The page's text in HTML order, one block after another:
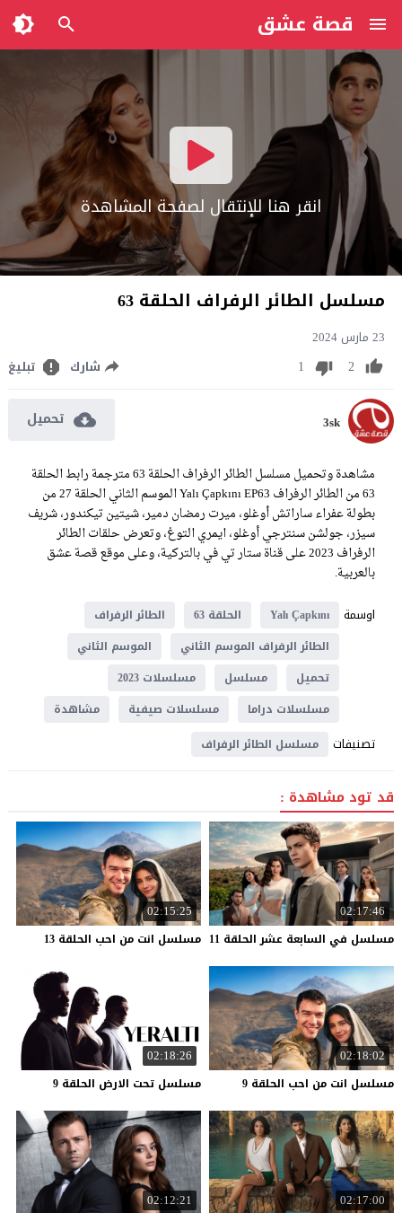
قصة عشق
انقر هنا للإنتقال لصفحة المشاهدة
مسلسل الطائر الرفراف الحلقة 63
23 مارس 2024
2
1 شارك تبليغ
3sk تحميل
مشاهدة وتحميل مسلسل الطائر الرفراف الحلقة 63 مترجمة رابط الحلقة
63 من الطائر الرفراف Yalı Çapkını EP63 الموسم الثاني الحلقة 27 من
بطولة عفراء ساراتش أوغلو، ميرت رمضان دمير، شيتين تيكندور، شريف
سيزر، جولشن سنترجي أوغلو، ايمري التوغ، وتعرض حلقات الطائر
الرفراف 2023 على قناة ستار تي في بالتركية، وعلى موقع قصة عشق
بالعربية.
اوسمة
Yalı Çapkını الحلقة 63
الطائر الرفراف
الطائر الرفراف الموسم الثاني
الموسم الثاني
تحميل
مسلسل
مسلسلات 2023
مسلسلات دراما
مسلسلات صيفية مشاهدة
تصنيفات مسلسل الطائر الرفراف
قد تود مشاهدة :
02:17:46
مسلسل في السابعة عشر الحلقة 11
02:15:25
مسلسل انت من احب الحلقة 13
02:18:02
مسلسل انت من احب الحلقة 9
02:18:26
مسلسل تحت الارض الحلقة 9
02:17:00
02:12:21